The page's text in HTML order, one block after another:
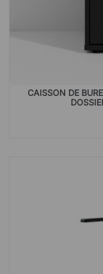
CAISSON DE